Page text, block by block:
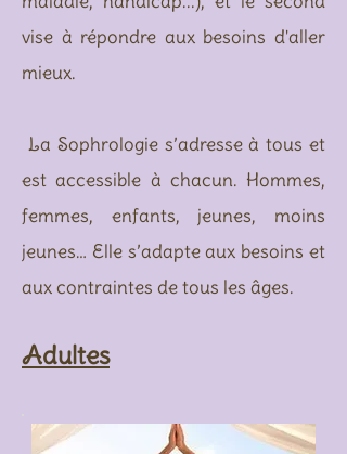
vise à répondre aux besoins d'aller
mieux.
La Sophrologie s’adresse à tous et
est accessible à chacun. Hommes,
femmes, enfants, jeunes, moins
jeunes… Elle s’adapte aux besoins et
aux contraintes de tous les âges.
Adultes